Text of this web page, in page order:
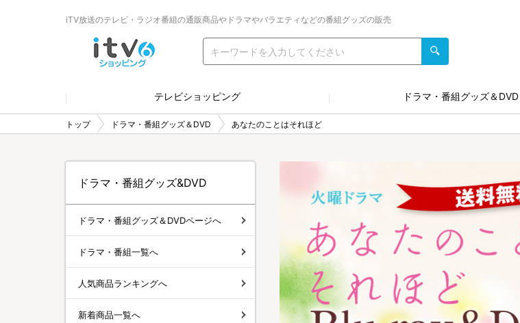
iTV放送のテレビ・ラジオ番組の通販商品やドラマやバラエティなどの番組グッズの販売
テレビショッピング ドラマ・番組グッズ＆DVD
トップ ドラマ・番組グッズ＆DVD あなたのことはそれほど
ドラマ・番組グッズ&DVD
ドラマ・番組グッズ＆DVDページへ
ドラマ・番組一覧へ
人気商品ランキングへ
新着商品一覧へ